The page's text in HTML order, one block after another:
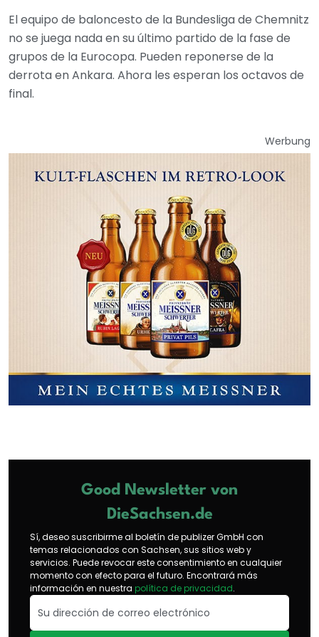
El equipo de baloncesto de la Bundesliga de Chemnitz
no se juega nada en su último partido de la fase de
grupos de la Eurocopa. Pueden reponerse de la
derrota en Ankara. Ahora les esperan los octavos de
final.
Werbung
Good Newsletter von
DieSachsen.de
Sí, deseo suscribirme al boletín de publizer GmbH con
temas relacionados con Sachsen, sus sitios web y
servicios. Puede revocar este consentimiento en cualquier
momento con efecto para el futuro. Encontrará más
información en nuestra política de privacidad.